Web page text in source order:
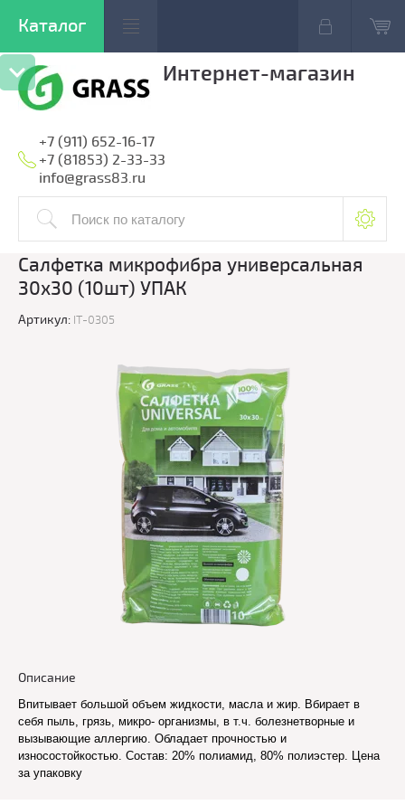
Интернет-магазин
+7 (911) 652-16-17
+7 (81853) 2-33-33
info@grass83.ru
Салфетка микрофибра универсальная
30x30 (10шт) УПАК
Артикул: IT-0305
Описание
Впитывает большой объем жидкости, масла и жир. Вбирает в
себя пыль, грязь, микро- организмы, в т.ч. болезнетворные и
вызывающие аллергию. Обладает прочностью и
износостойкостью. Состав: 20% полиамид, 80% полиэстер. Цена
за упаковку